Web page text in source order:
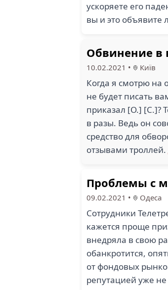
ускоряете его
вы и это объявите
Обвинение в
10.02.2021 • Київ
Когда я смотрю на
не будет писать
приказал [О.] [С.]?
в разы. Ведь он
средство для
отзывами троллей.
Проблемы с
09.02.2021 • Одеса
Сотрудники
кажется проще
внедряла в свою
обанкротится,
от фондовых
репутацией уже